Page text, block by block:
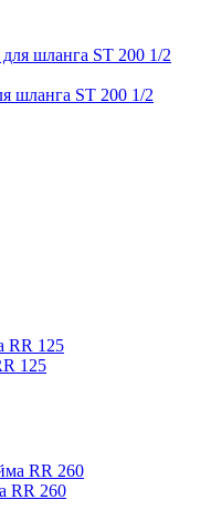
шланга ST 200 1/2
125
RR 260